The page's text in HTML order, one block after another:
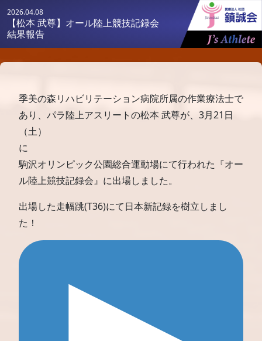
2026.04.08
【松本 武尊】オール陸上競技記録会
結果報告
季美の森リハビリテーション病院所属の作業療法士で
あり、パラ陸上アスリートの松本 武尊が、3月21日
（土）
駒沢オリンピック公園総合運動場にて行われた『オー
ル陸上競技記録会』に出場しました。
出場した走幅跳(T36)にて日本新記録を樹立しまし
た！